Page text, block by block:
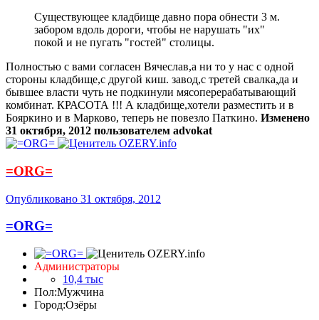
Существующее кладбище давно пора обнести 3 м.
забором вдоль дороги, чтобы не нарушать "их"
покой и не пугать "гостей" столицы.
Полностью с вами согласен Вячеслав,а ни то у нас с одной
стороны кладбище,с другой киш. завод,с третей свалка,да и
бывшее власти чуть не подкинули мясоперерабатывающий
комбинат. КРАСОТА !!! А кладбище,хотели разместить и в
Бояркино и в Марково, теперь не повезло Паткино. Изменено
31 октября, 2012 пользователем advokat
=ORG=
Опубликовано 31 октября, 2012
=ORG=
Администраторы
10,4 тыс
Пол:Мужчина
Город:Озёры